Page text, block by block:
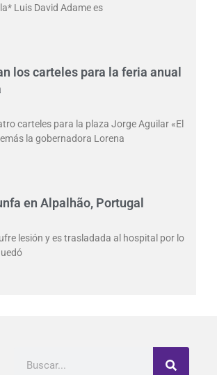
Luis David Adame es
los carteles para la feria anual
carteles para la plaza Jorge Aguilar «El
la gobernadora Lorena
en Alpalhão, Portugal
lesión y es trasladada al hospital por lo